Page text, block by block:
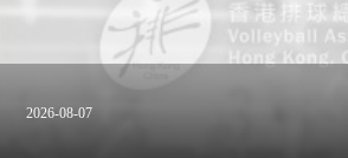
2026-08-07